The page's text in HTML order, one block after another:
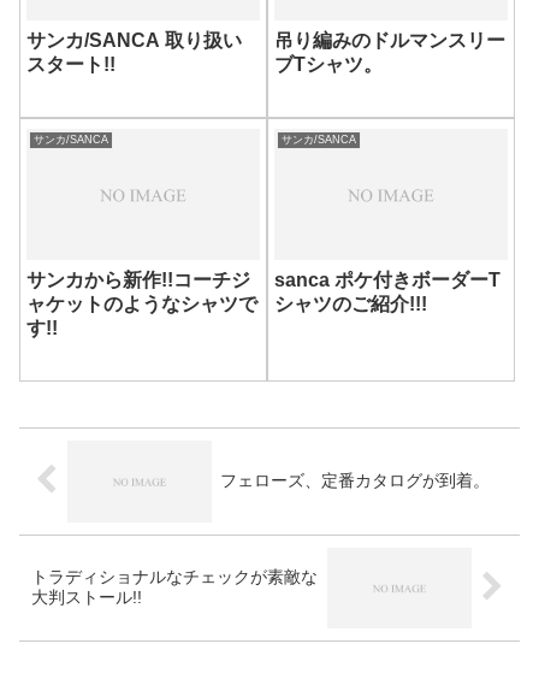
サンカ/SANCA 取り扱い
スタート!!
吊り編みのドルマンスリー
ブTシャツ。
サンカ/SANCA
サンカから新作!!コーチジ
ャケットのようなシャツで
す!!
サンカ/SANCA
sanca ポケ付きボーダーT
シャツのご紹介!!!
フェローズ、定番カタログが到着。
トラディショナルなチェックが素敵な
大判ストール!!